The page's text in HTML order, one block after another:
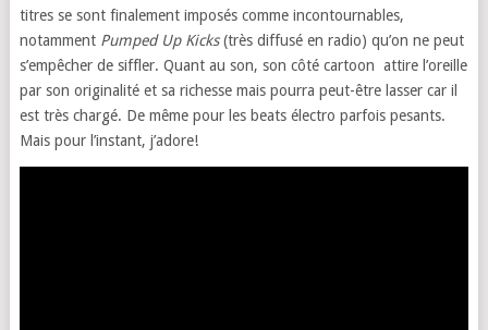
titres se sont finalement imposés comme incontournables,
notamment Pumped Up Kicks(très diffusé en radio) qu’on ne peut
s’empêcher de siffler. Quant au son, son côté cartoon attire l’oreille
par son originalité et sa richesse mais pourra peut-être lasser car il
est très chargé. De même pour les beats électro parfois pesants.
Mais pour l’instant, j’adore!